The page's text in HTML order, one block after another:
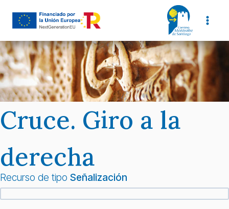
Cruce. Giro a la
derecha
Recurso de tipo Señalización